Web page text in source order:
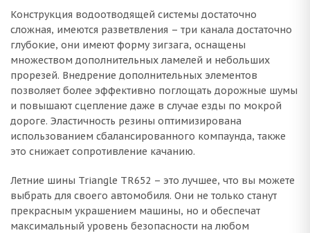
Конструкция водоотводящей системы достаточно
сложная, имеются разветвления – три канала достаточно
глубокие, они имеют форму зигзага, оснащены
множеством дополнительных ламелей и небольших
прорезей. Внедрение дополнительных элементов
позволяет более эффективно поглощать дорожные шумы
и повышают сцепление даже в случае езды по мокрой
дороге. Эластичность резины оптимизирована
использованием сбалансированного компаунда, также
это снижает сопротивление качанию.
Летние шины Triangle TR652 – это лучшее, что вы можете
выбрать для своего автомобиля. Они не только станут
прекрасным украшением машины, но и обеспечат
максимальный уровень безопасности на любом